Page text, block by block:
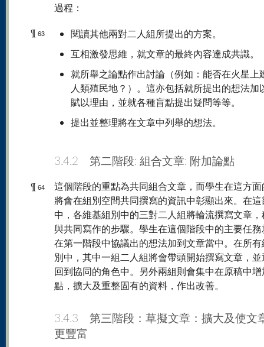
過程：
¶ 63
閱讀其他兩對二人組所提出的方案。
互相激發思維，就文章的最終內容達成共識。
就所舉之論點作出討論（例如：能否在火星上
人類殖民地？）。這亦包括就所提出的想法加
賦以理由，並就各種盲點提出疑問等等。
提出並整理將在文章中列舉的想法。
3.4.2 第二階段: 組合文章: 附加論點
¶ 64
這個階段的重點為共同組合文章，而學生在這方
將會在組別空間共同撰寫的資訊中彰顯出來。在這
中，各維基組別中的三對二人組將輪流撰寫文章
與共同寫作的步驟。學生在這個階段中的主要任
在第一階段中協議出的想法加到文章當中。在所
別中，其中一組二人組將會帶頭開始撰寫文章，
回到協同的角色中。另外兩組則會集中在原稿中增
點，擴大及重整固有的資料，作出改善。
3.4.3 第三階段：草擬文章：擴大及使文
更豐富